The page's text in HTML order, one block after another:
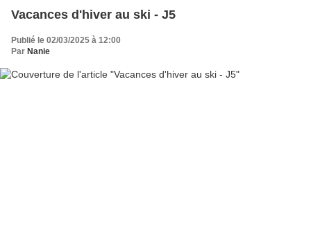
Vacances d'hiver au ski - J5
Publié le 02/03/2025 à 12:00
Par Nanie